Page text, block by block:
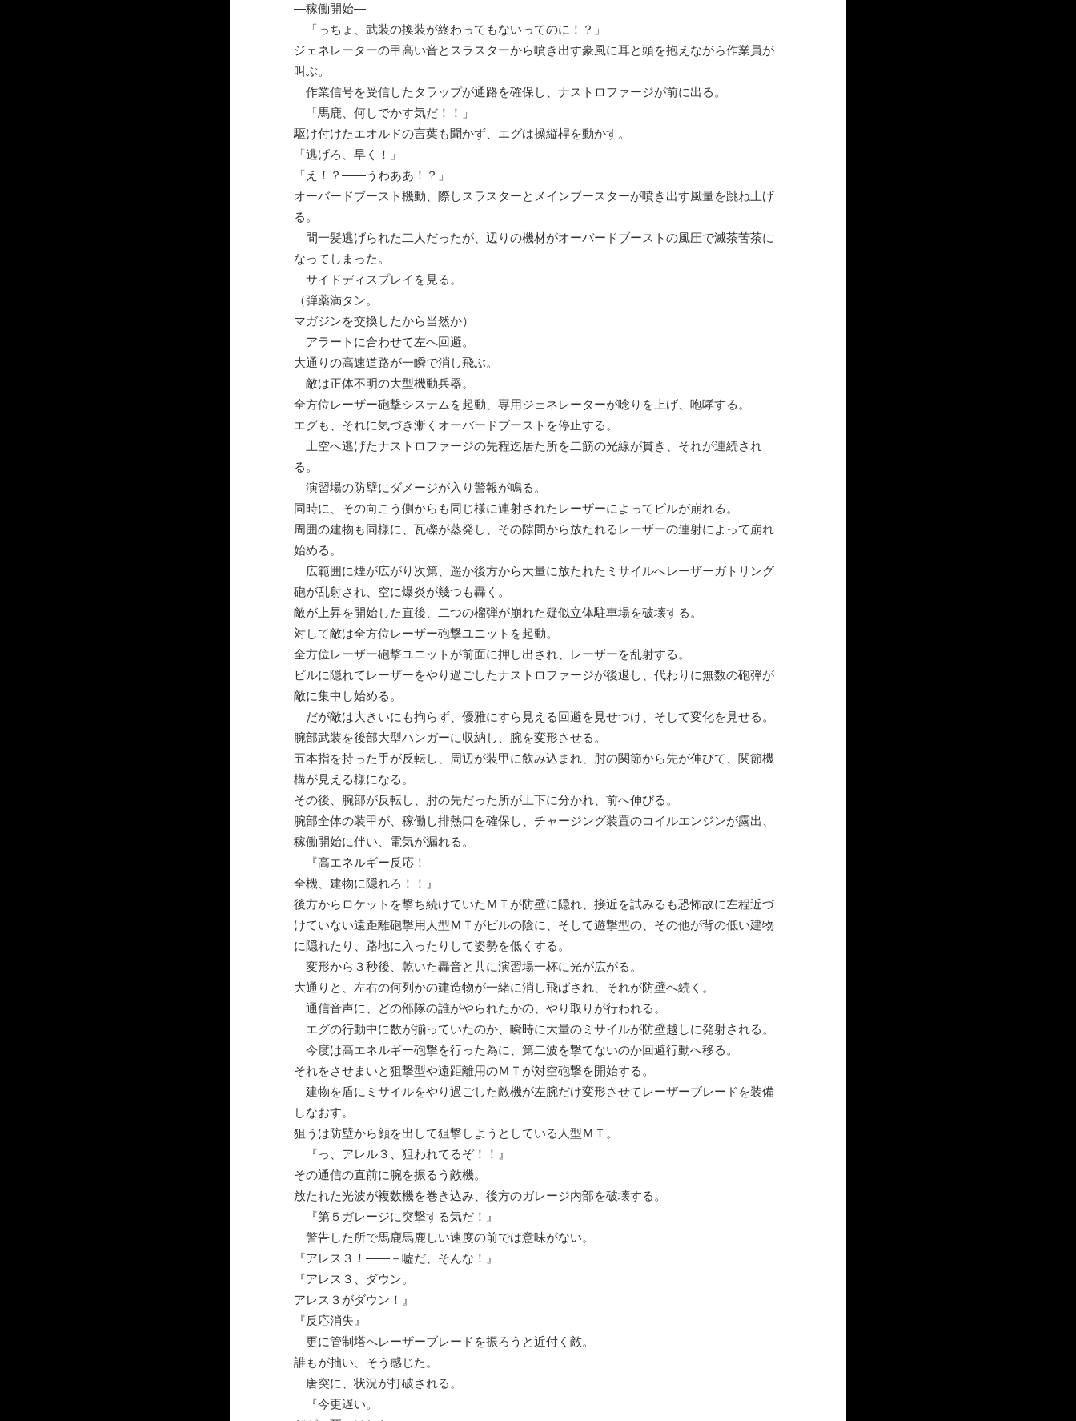
―稼働開始―
「っちょ、武装の換装が終わってもないってのに！？」
ジェネレーターの甲高い音とスラスターから噴き出す豪風に耳と頭を抱えながら作業員が
叫ぶ。
作業信号を受信したタラップが通路を確保し、ナストロファージが前に出る。
「馬鹿、何しでかす気だ！！」
駆け付けたエオルドの言葉も聞かず、エグは操縦桿を動かす。
「逃げろ、早く！」
「え！？――うわああ！？」
オーバードブースト機動、際しスラスターとメインブースターが噴き出す風量を跳ね上げ
る。
間一髪逃げられた二人だったが、辺りの機材がオーバードブーストの風圧で滅茶苦茶に
なってしまった。
サイドディスプレイを見る。
（弾薬満タン。
マガジンを交換したから当然か）
アラートに合わせて左へ回避。
大通りの高速道路が一瞬で消し飛ぶ。
敵は正体不明の大型機動兵器。
全方位レーザー砲撃システムを起動、専用ジェネレーターが唸りを上げ、咆哮する。
エグも、それに気づき漸くオーバードブーストを停止する。
上空へ逃げたナストロファージの先程迄居た所を二筋の光線が貫き、それが連続され
る。
演習場の防壁にダメージが入り警報が鳴る。
同時に、その向こう側からも同じ様に連射されたレーザーによってビルが崩れる。
周囲の建物も同様に、瓦礫が蒸発し、その隙間から放たれるレーザーの連射によって崩れ
始める。
広範囲に煙が広がり次第、遥か後方から大量に放たれたミサイルへレーザーガトリング
砲が乱射され、空に爆炎が幾つも轟く。
敵が上昇を開始した直後、二つの榴弾が崩れた疑似立体駐車場を破壊する。
対して敵は全方位レーザー砲撃ユニットを起動。
全方位レーザー砲撃ユニットが前面に押し出され、レーザーを乱射する。
ビルに隠れてレーザーをやり過ごしたナストロファージが後退し、代わりに無数の砲弾が
敵に集中し始める。
だが敵は大きいにも拘らず、優雅にすら見える回避を見せつけ、そして変化を見せる。
腕部武装を後部大型ハンガーに収納し、腕を変形させる。
五本指を持った手が反転し、周辺が装甲に飲み込まれ、肘の関節から先が伸びて、関節機
構が見える様になる。
その後、腕部が反転し、肘の先だった所が上下に分かれ、前へ伸びる。
腕部全体の装甲が、稼働し排熱口を確保し、チャージング装置のコイルエンジンが露出、
稼働開始に伴い、電気が漏れる。
『高エネルギー反応！
全機、建物に隠れろ！！』
後方からロケットを撃ち続けていたＭＴが防壁に隠れ、接近を試みるも恐怖故に左程近づ
けていない遠距離砲撃用人型ＭＴがビルの陰に、そして遊撃型の、その他が背の低い建物
に隠れたり、路地に入ったりして姿勢を低くする。
変形から３秒後、乾いた轟音と共に演習場一杯に光が広がる。
大通りと、左右の何列かの建造物が一緒に消し飛ばされ、それが防壁へ続く。
通信音声に、どの部隊の誰がやられたかの、やり取りが行われる。
エグの行動中に数が揃っていたのか、瞬時に大量のミサイルが防壁越しに発射される。
今度は高エネルギー砲撃を行った為に、第二波を撃てないのか回避行動へ移る。
それをさせまいと狙撃型や遠距離用のＭＴが対空砲撃を開始する。
建物を盾にミサイルをやり過ごした敵機が左腕だけ変形させてレーザーブレードを装備
しなおす。
狙うは防壁から顔を出して狙撃しようとしている人型ＭＴ。
『っ、アレル３、狙われてるぞ！！』
その通信の直前に腕を振るう敵機。
放たれた光波が複数機を巻き込み、後方のガレージ内部を破壊する。
『第５ガレージに突撃する気だ！』
警告した所で馬鹿馬鹿しい速度の前では意味がない。
『アレス３！――－嘘だ、そんな！』
『アレス３、ダウン。
アレス３がダウン！』
『反応消失』
更に管制塔へレーザーブレードを振ろうと近付く敵。
誰もが拙い、そう感じた。
唐突に、状況が打破される。
『今更遅い。